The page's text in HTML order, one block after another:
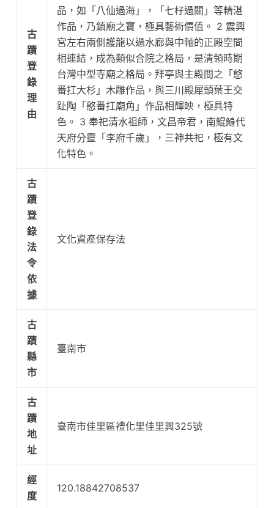
古
蹟
登
錄
理
由
品，如「八仙過海」，「七杍過關」等精湛
作品，乃鎮廟之寶，極具藝術價值。 2 震興
宮左右兩側護龍以過水廊與中軸的正殿空間
相連結，成為類似合院之格局，是清領時期
台灣中型寺廟之格局。拜亭與主殿間之「憨
番扛大杉」木雕作品，與三川殿犀頭葉王交
趾陶「憨番扛廟角」作品相輝映，極具特
色。 3 奉祀清水祖師，文昌帝君，南鯤鯓代
天府分靈「李府千歲」，三神共祀，極有文
化特色。
古
蹟
登
錄
法
令
依
據
文化資產保存法
古
蹟
縣
市
臺南市
古
蹟
地
址
臺南市佳里區禮化里佳里興325號
經
度
120.18842708537